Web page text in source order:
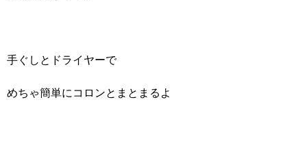
手ぐしとドライヤーで
めちゃ簡単にコロンとまとまるよ